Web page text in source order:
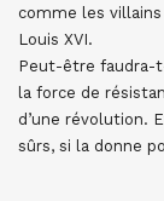
comme les
Louis XVI.
Peut-être faudra-
la force de
d’une révolution.
sûrs, si la donne